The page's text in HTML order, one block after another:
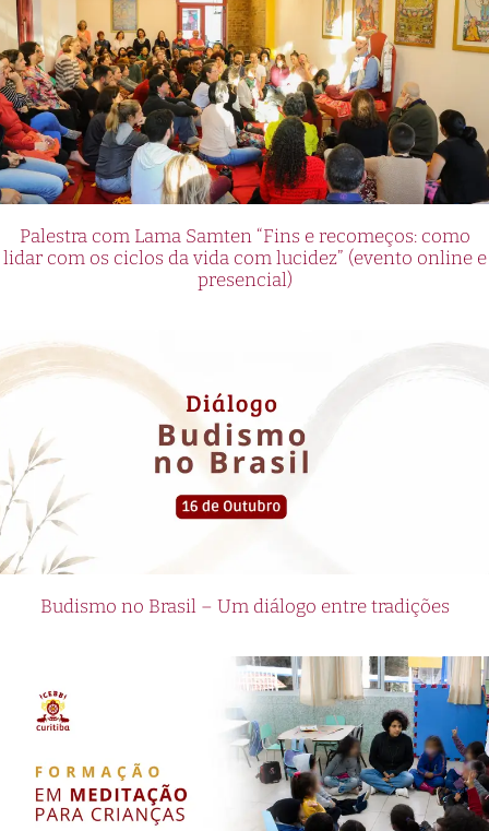
Palestra com Lama Samten “Fins e recomeços: como
lidar com os ciclos da vida com lucidez” (evento online e
presencial)
Budismo no Brasil – Um diálogo entre tradições